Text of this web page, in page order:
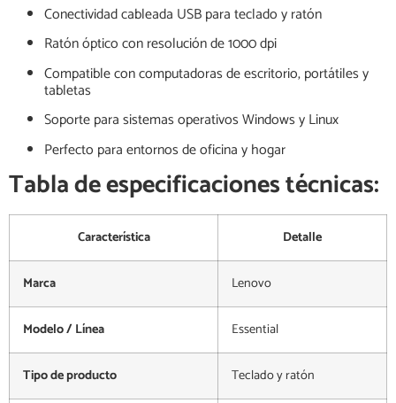
Conectividad cableada USB para teclado y ratón
Ratón óptico con resolución de 1000 dpi
Compatible con computadoras de escritorio, portátiles y
tabletas
Soporte para sistemas operativos Windows y Linux
Perfecto para entornos de oficina y hogar
Tabla de especificaciones técnicas:
Característica Detalle
Marca Lenovo
Modelo / Línea Essential
Tipo de producto Teclado y ratón